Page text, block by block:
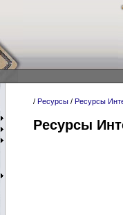
/ Ресурсы / Ресурсы
Ресурсы